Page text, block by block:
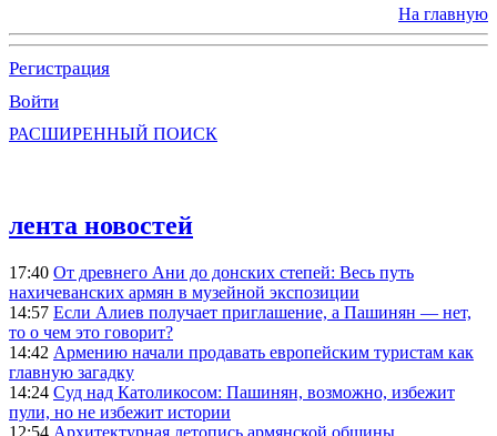
На главную
Регистрация
Войти
РАСШИРЕННЫЙ ПОИСК
лента новостей
17:40 От древнего Ани до донских степей: Весь путь
нахичеванских армян в музейной экспозиции
14:57 Если Алиев получает приглашение, а Пашинян — нет,
то о чем это говорит?
14:42 Армению начали продавать европейским туристам как
главную загадку
14:24 Суд над Католикосом: Пашинян, возможно, избежит
пули, но не избежит истории
12:54 Архитектурная летопись армянской общины